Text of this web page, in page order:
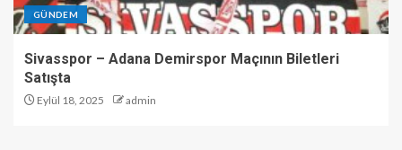
GÜNDEM
Sivasspor – Adana Demirspor Maçının Biletleri
Satışta
Eylül 18, 2025 admin